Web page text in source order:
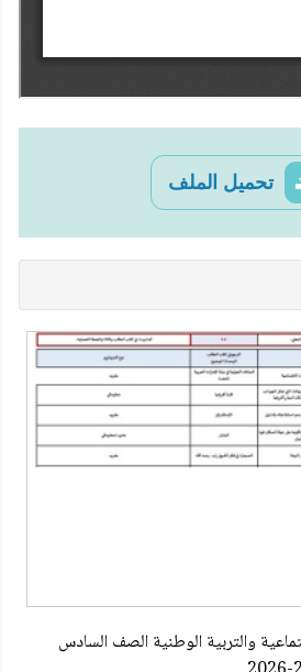
تحميل الملف
والتربية الوطنية الصف السادس